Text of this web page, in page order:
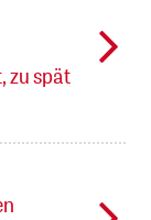
zu spät